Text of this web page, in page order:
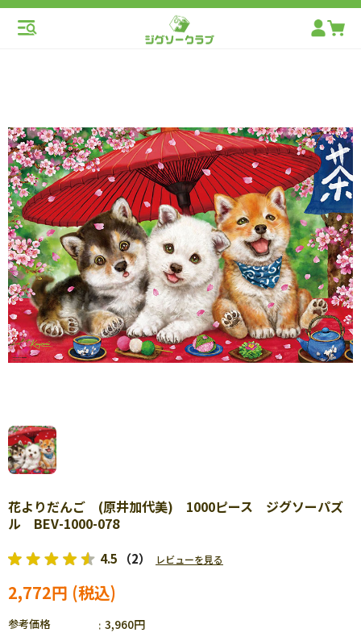
花よりだんご (原井加代美) 1000ピース ジグソーパズ
ル BEV-1000-078
4.5 （2） レビューを見る
2,772円
参考価格 3,960円